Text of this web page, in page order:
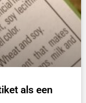
als een